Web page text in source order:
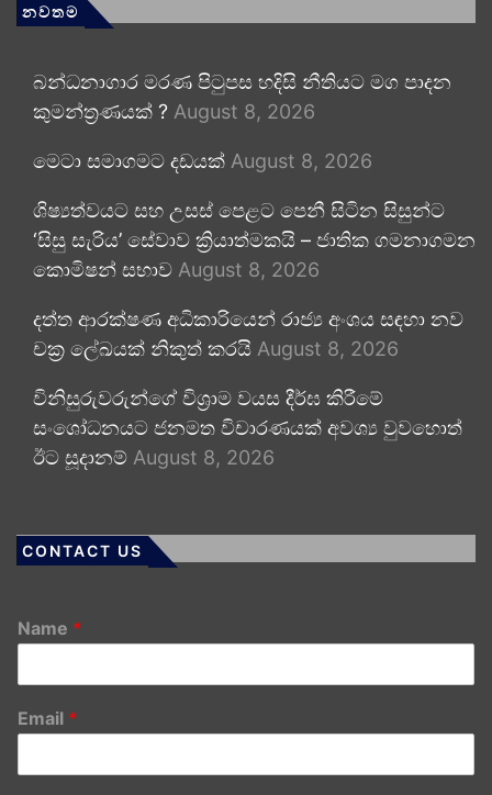
නවතම
බන්ධනාගාර මරණ පිටුපස හදිසි නීතියට මග පාදන
කුමන්ත්‍රණයක් ? August 8, 2026
මෙටා සමාගමට දඩයක් August 8, 2026
ශිෂ්‍යත්වයට සහ උසස් පෙළට පෙනී සිටින සිසුන්ට
‘සිසු සැරිය’ සේවාව ක්‍රියාත්මකයි – ජාතික ගමනාගමන
කොමිෂන් සභාව August 8, 2026
දත්ත ආරක්ෂණ අධිකාරියෙන් රාජ්‍ය අංශය සඳහා නව
චක්‍ර ලේඛයක් නිකුත් කරයි August 8, 2026
විනිසුරුවරුන්ගේ විශ්‍රාම වයස දීර්ඝ කිරීමේ
සංශෝධනයට ජනමත විචාරණයක් අවශ්‍ය වුවහොත්
ඊට සූදානම් August 8, 2026
CONTACT US
Name *
Email *